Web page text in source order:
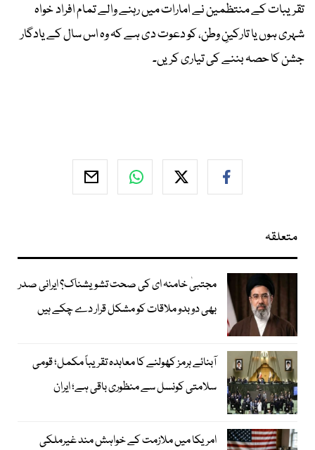
تقریبات کے منتظمین نے امارات میں رہنے والے تمام افراد خواہ
شہری ہوں یا تارکینِ وطن، کو دعوت دی ہے کہ وہ اس سال کے یادگار
جشن کا حصہ بننے کی تیاری کریں۔
متعلقہ
مجتبیٰ خامنہ ای کی صحت تشویشناک؟ ایرانی صدر
بھی دوبدو ملاقات کو مشکل قرار دے چکے ہیں
آبنائے ہرمز کھولنے کا معاہدہ تقریباً مکمل؛ قومی
سلامتی کونسل سے منظوری باقی ہے؛ ایران
امریکا میں ملازمت کے خواہش مند غیرملکی